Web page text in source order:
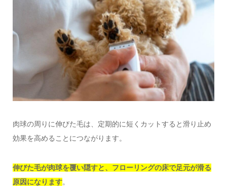
肉球の周りに伸びた毛は、定期的に短くカットすると滑り止め
効果を高めることにつながります。
伸びた毛が肉球を覆い隠すと、フローリングの床で足元が滑る
原因になります。